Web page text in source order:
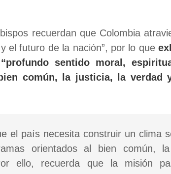
recuerdan que Colombia
el futuro de la nación”, por lo que
sentido moral,
común, la justicia, la verdad
el país necesita construir un clima
orientados al bien común,
ello, recuerda que la misión